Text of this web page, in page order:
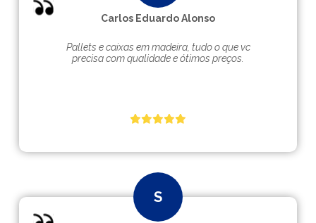
Carlos Eduardo Alonso
Pallets e caixas em madeira, tudo o que vc
precisa com qualidade e ótimos preços.